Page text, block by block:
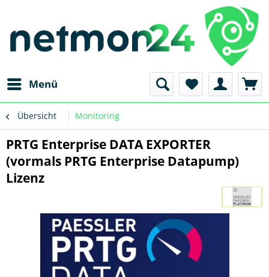
Menü
Übersicht Monitoring
PRTG Enterprise DATA EXPORTER
(vormals PRTG Enterprise Datapump)
Lizenz